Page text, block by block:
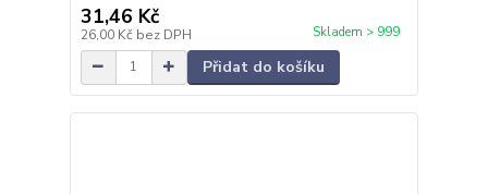
31,46 Kč
26,00 Kč bez DPH Skladem > 999
Přidat do košíku